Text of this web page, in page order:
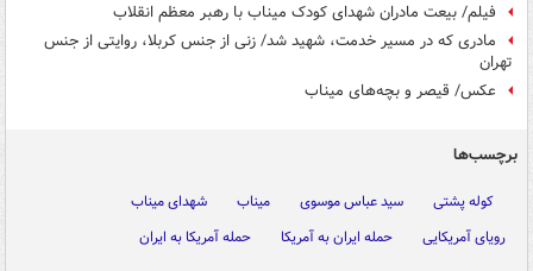
فیلم/ بیعت مادران شهدای کودک میناب با رهبر معظم انقلاب
مادری که در مسیر خدمت، شهید شد/ زنی از جنس کربلا، روایتی از جنس
تهران
عکس/ قیصر و بچه‌های میناب
برچسب‌ها
کوله پشتی سید عباس موسوی میناب
شهدای میناب
رویای آمریکایی
حمله ایران به آمریکا حمله آمریکا به ایران